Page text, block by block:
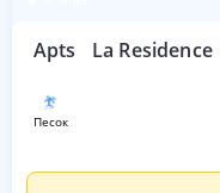
Apts La Residence
песок